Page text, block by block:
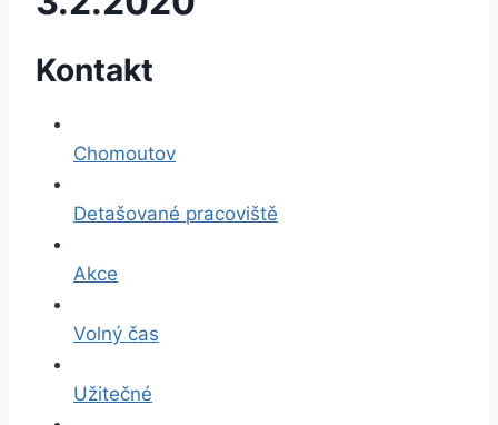
Kontakt
Chomoutov
Detašované pracoviště
Akce
Volný čas
Užitečné